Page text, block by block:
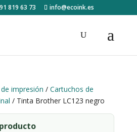
819 63 73 info@ecoink.es
impresión / Cartuchos de
/ Tinta Brother LC123 negro